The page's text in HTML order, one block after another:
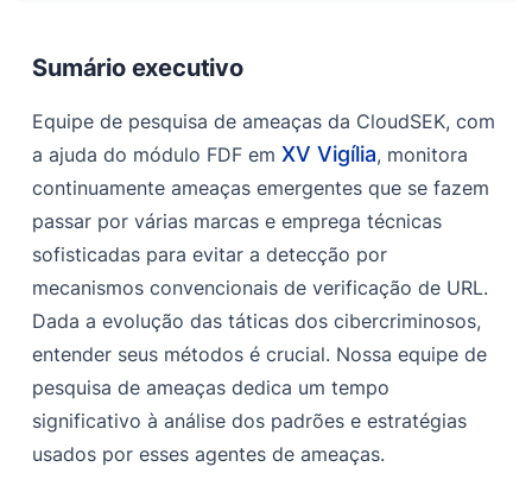
‍Principais técnicas de evasão de phishing
Filtragem baseada em cabeçalho de referência
Filtragem baseada em parâmetros
‍Detectando esses sites de phishing em grande escala
Referências
Sumário executivo
Equipe de pesquisa de ameaças da CloudSEK, com
a ajuda do módulo FDF emXV Vigília, monitora
continuamente ameaças emergentes que se fazem
passar por várias marcas e emprega técnicas
sofisticadas para evitar a detecção por
mecanismos convencionais de verificação de URL.
Dada a evolução das táticas dos cibercriminosos,
entender seus métodos é crucial. Nossa equipe de
pesquisa de ameaças dedica um tempo
significativo à análise dos padrões e estratégias
usados por esses agentes de ameaças.